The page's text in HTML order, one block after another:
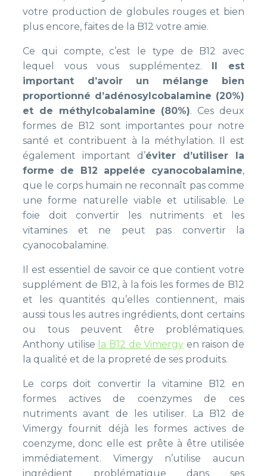
votre production de globules rouges et bien
plus encore, faites de la B12 votre amie.
Ce qui compte, c’est le type de B12 avec
lequel vous vous supplémentez.
Il est
important d’avoir un mélange bien
proportionné d’adénosylcobalamine (20%)
et de méthylcobalamine (80%). Ces deux
formes de B12 sont importantes pour notre
santé et contribuent à la méthylation. Il est
également important d’éviter d’utiliser la
forme de B12 appelée cyanocobalamine,
que le corps humain ne reconnaît pas comme
une forme naturelle viable et utilisable. Le
foie doit convertir les nutriments et les
vitamines et ne peut pas convertir la
cyanocobalamine.
Il est essentiel de savoir ce que contient votre
supplément de B12, à la fois les formes de B12
et les quantités qu’elles contiennent, mais
aussi tous les autres ingrédients, dont certains
ou tous peuvent être problématiques.
Anthony utilise la B12 de Vimergy en raison de
la qualité et de la propreté de ses produits.
Le corps doit convertir la vitamine B12 en
formes actives de coenzymes de ces
nutriments avant de les utiliser. La B12 de
Vimergy fournit déjà les formes actives de
coenzyme, donc elle est prête à être utilisée
immédiatement. Vimergy n’utilise aucun
ingrédient problématique dans ses